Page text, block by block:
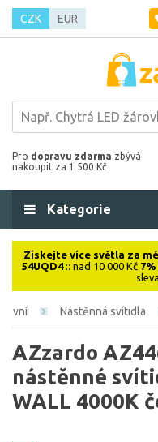
CZK EUR
Pro dopravu zdarma zbývá
nakoupit za 1 500 Kč
Kategorie
Získejte více světla za
54UQD4:: nad 10 000 Kč 7%
Nástěnná svítidla
AZzardo
nástěnné
WALL 4000K